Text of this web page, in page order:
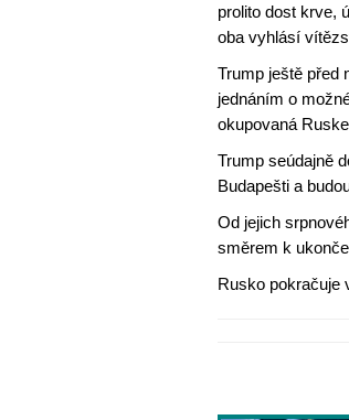
prolito dost krve,
oba vyhlásí
Trump ještě před
jednáním o
okupovaná
Trump seúdajně
Budapešti a
Od jejich
směrem k
Rusko pokračuje